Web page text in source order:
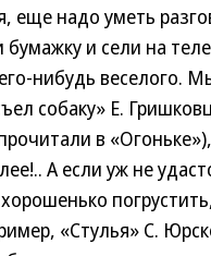
еще надо уметь
бумажку и сели на
нибудь веселого.
собаку» Е.
в
А если уж не
«Стулья» С.